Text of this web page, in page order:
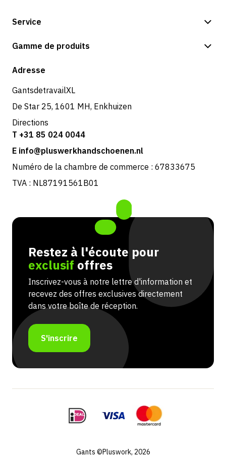
Service
Options de paiement
Retours et service
Gamme de produits
Boutique
Adresse
GantsdetravailXL
De Star 25, 1601 MH, Enkhuizen
Directions
T +31 85 024 0044
E info@pluswerkhandschoenen.nl
Numéro de la chambre de commerce : 67833675
TVA : NL87191561B01
Restez à l'écoute pour
exclusif offres
Inscrivez-vous à notre lettre d'information et
recevez des offres exclusives directement
dans votre boîte de réception.
S'inscrire
Gants ©Pluswork, 2026